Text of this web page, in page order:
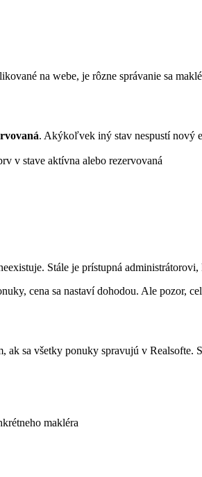
na webe, je rôzne správanie sa
. Akýkoľvek iný stav nespustí nový
v stave aktívna alebo rezervovaná
Stále je prístupná
cena sa nastaví dohodou. Ale pozor,
ak sa všetky ponuky spravujú v
makléra